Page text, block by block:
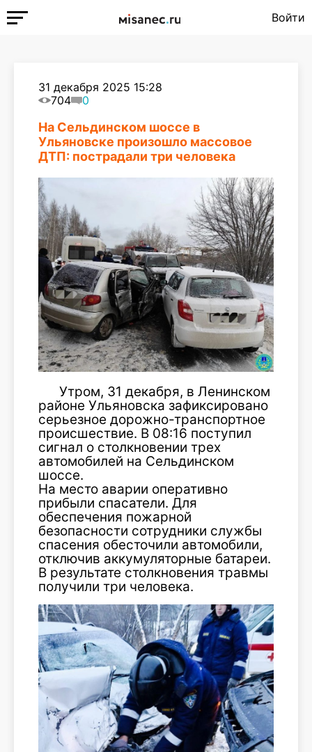
Войти
31 декабря 2025 15:28
704
0
На Сельдинском шоссе в
Ульяновске произошло массовое
ДТП: пострадали три человека
Утром, 31 декабря, в Ленинском
районе Ульяновска зафиксировано
серьезное дорожно-транспортное
происшествие. В 08:16 поступил
сигнал о столкновении трех
автомобилей на Сельдинском
шоссе.
На место аварии оперативно
прибыли спасатели. Для
обеспечения пожарной
безопасности сотрудники службы
спасения обесточили автомобили,
отключив аккумуляторные батареи.
В результате столкновения травмы
получили три человека.